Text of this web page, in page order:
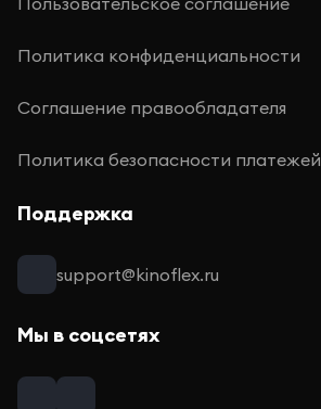
Политика конфиденциальности
Соглашение правообладателя
Политика безопасности платежей
Поддержка
support@kinoflex.ru
Мы в соцсетях